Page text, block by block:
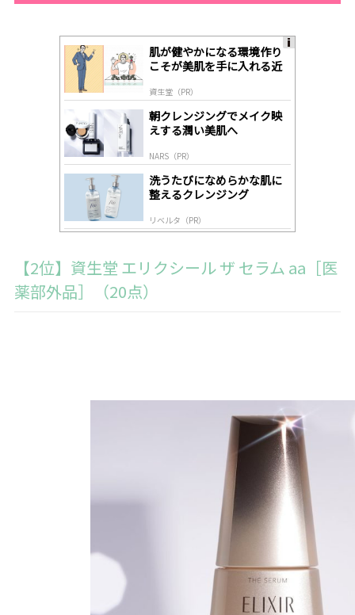
肌が健やかになる環境作り
こそが美肌を手に入れる近
資生堂（PR）
朝クレンジングでメイク映
えする潤い美肌へ
NARS（PR）
洗うたびになめらかな肌に
整えるクレンジング
リベルタ（PR）
【2位】資生堂 エリクシール ザ セラム aa［医
薬部外品］（20点）